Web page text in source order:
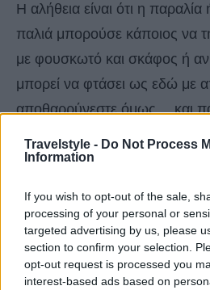
Travelstyle - Do Not Process
Information
If you wish to opt-out of the sale,
processing of your personal or
targeted advertising by us, please
section to confirm your selection.
opt-out request is processed you
interest-based ads based on
Η αλήθεια είναι ότι η παραλία
παλιά μπορούσε κάποιος να
με φουσκωτό και σκάφος ή αν
μπορεί να φτάσει ως εδώ με
αποθαρρύνεστε όμως… και
ηρεμία σας στον Μάγειρα
παραλία είναι πολύ πιο
νερό και τα συναφή και
παράδεισο!